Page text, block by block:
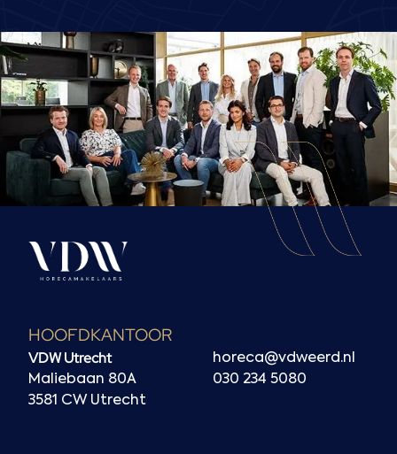
HOOFDKANTOOR
VDW Utrecht
Maliebaan 80A
3581 CW Utrecht
horeca@vdweerd.nl
030 234 5080